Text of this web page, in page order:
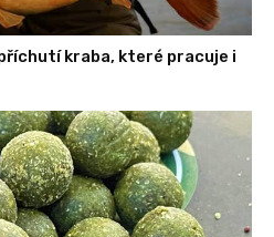
kraba, které pracuje i